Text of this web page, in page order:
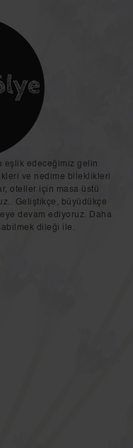
eşlik edeceğimiz gelin
ve nedime bileklikleri
oteller için masa üstü
Geliştikçe, büyüdükçe
devam ediyoruz. Daha
dileği ile.